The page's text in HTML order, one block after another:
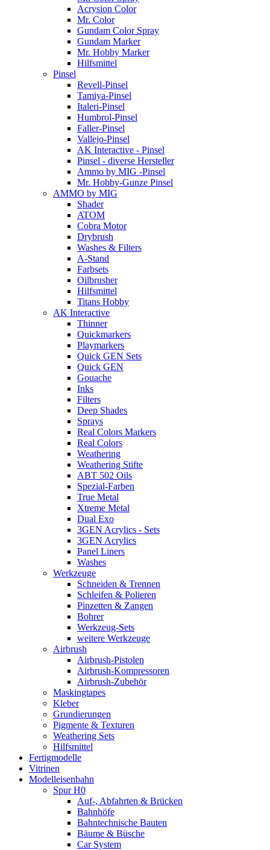
Acrysion Color
Mr. Color
Gundam Color Spray
Gundam Marker
Mr. Hobby Marker
Hilfsmittel
Pinsel
Revell-Pinsel
Tamiya-Pinsel
Italeri-Pinsel
Humbrol-Pinsel
Faller-Pinsel
Vallejo-Pinsel
AK Interactive - Pinsel
Pinsel - diverse Hersteller
Ammo by MIG -Pinsel
Mr. Hobby-Gunze Pinsel
AMMO by MIG
Shader
ATOM
Cobra Motor
Drybrush
Washes & Filters
A-Stand
Farbsets
Oilbrusher
Hilfsmittel
Titans Hobby
AK Interactive
Thinner
Quickmarkers
Playmarkers
Quick GEN Sets
Quick GEN
Gouache
Inks
Filters
Deep Shades
Sprays
Real Colors Markers
Real Colors
Weathering
Weathering Stifte
ABT 502 Oils
Spezial-Farben
True Metal
Xtreme Metal
Dual Exo
3GEN Acrylics - Sets
3GEN Acrylics
Panel Liners
Washes
Werkzeuge
Schneiden & Trennen
Schleifen & Polieren
Pinzetten & Zangen
Bohrer
Werkzeug-Sets
weitere Werkzeuge
Airbrush
Airbrush-Pistolen
Airbrush-Kompressoren
Airbrush-Zubehör
Maskingtapes
Kleber
Grundierungen
Pigmente & Texturen
Weathering Sets
Hilfsmittel
Fertigmodelle
Vitrinen
Modelleisenbahn
Spur H0
Auf-, Abfahrten & Brücken
Bahnhöfe
Bahntechnische Bauten
Bäume & Büsche
Car System